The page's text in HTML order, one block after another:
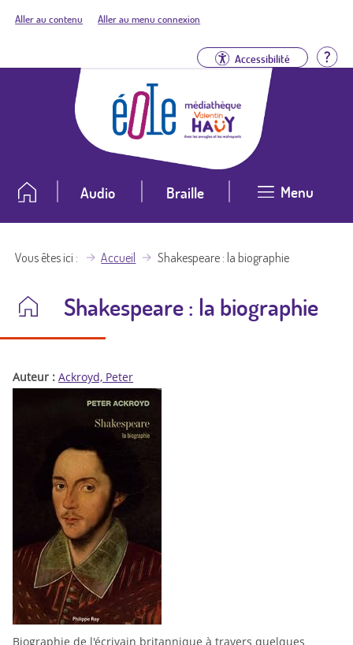
Aller au contenu Aller au menu connexion
Accessibilité
Audio Braille Menu
Vous êtes ici Accueil Shakespeare : la biographie
Shakespeare : la biographie
Auteur : Ackroyd, Peter
Biographie de l'écrivain britannique à travers quelques